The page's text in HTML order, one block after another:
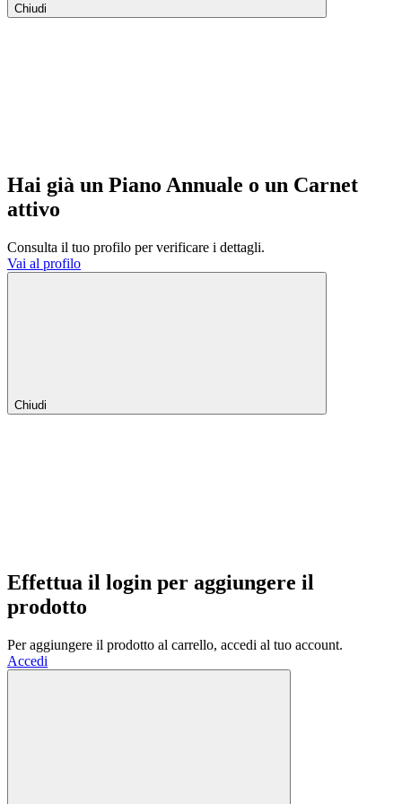
Chiudi
Hai già un Piano Annuale o un Carnet
attivo
Consulta il tuo profilo per verificare i dettagli.
Vai al profilo
Chiudi
Effettua il login per aggiungere il
prodotto
Per aggiungere il prodotto al carrello, accedi al tuo account.
Accedi